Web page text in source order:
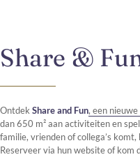
Share &
OntdekShare and Fun, een
dan 650 m² aan activiteiten en
familie, vrienden of collega’s
Reserveer via hun website of kom